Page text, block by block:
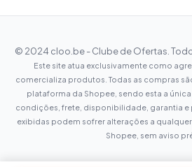
© 2024 cloo.be - Clube de Ofertas.
Este site atua exclusivamente como
comercializa produtos. Todas as compras
plataforma da Shopee, sendo esta a
condições, frete, disponibilidade, garantia e
exibidas podem sofrer alterações a
Shopee, sem aviso